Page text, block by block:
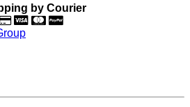
by Courier